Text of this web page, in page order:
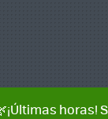
horas!